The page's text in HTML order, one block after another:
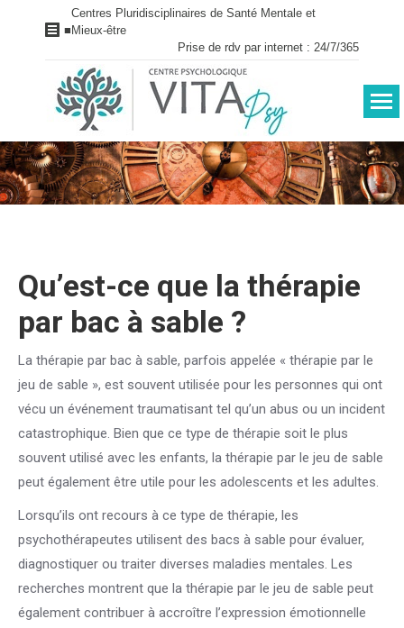
■
Centres Pluridisciplinaires de Santé Mentale et
Mieux-être
Prise de rdv par internet : 24/7/365
Vous êtes ici :
Qu’est-ce que la thérapie
par bac à sable ?
La thérapie par bac à sable, parfois appelée « thérapie par le
jeu de sable », est souvent utilisée pour les personnes qui ont
vécu un événement traumatisant tel qu’un abus ou un incident
catastrophique. Bien que ce type de thérapie soit le plus
souvent utilisé avec les enfants, la thérapie par le jeu de sable
peut également être utile pour les adolescents et les adultes.
Lorsqu’ils ont recours à ce type de thérapie, les
psychothérapeutes utilisent des bacs à sable pour évaluer,
diagnostiquer ou traiter diverses maladies mentales. Les
recherches montrent que la thérapie par le jeu de sable peut
également contribuer à accroître l’expression émotionnelle